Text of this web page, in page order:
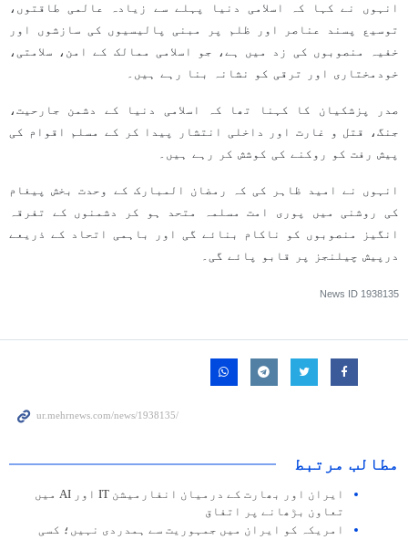
انہوں نے کہا کہ اسلامی دنیا پہلے سے زیادہ عالمی طاقتوں،
توسیع پسند عناصر اور ظلم پر مبنی پالیسیوں کی سازشوں اور
خفیہ منصوبوں کی زد میں ہے، جو اسلامی ممالک کے امن، سلامتی،
خودمختاری اور ترقی کو نشانہ بنا رہے ہیں۔
صدر پزشکیان کا کہنا تھا کہ اسلامی دنیا کے دشمن جارحیت،
جنگ، قتل و غارت اور داخلی انتشار پیدا کر کے مسلم اقوام کی
پیش رفت کو روکنے کی کوشش کر رہے ہیں۔
انہوں نے امید ظاہر کی کہ رمضان المبارک کے وحدت بخش پیغام
کی روشنی میں پوری امت مسلمہ متحد ہو کر دشمنوں کے تفرقہ
انگیز منصوبوں کو ناکام بنائے گی اور باہمی اتحاد کے ذریعے
درپیش چیلنجز پر قابو پائے گی۔
News ID 1938135
مطالب مرتبط
ایران اور بھارت کے درمیان انفارمیشن IT اور AI میں
تعاون بڑھانے پر اتفاق
امریکہ کو ایران میں جمہوریت سے ہمدردی نہیں؛ کسی